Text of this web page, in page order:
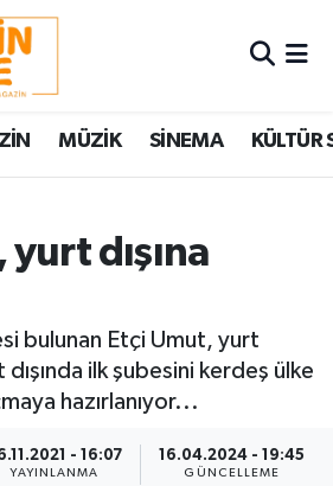
MÜZİK SİNEMA KÜLTÜR
dışına
bulunan Etçi Umut, yurt
dışında ilk şubesini kerdeş ülke
hazırlanıyor...
- 16:07
YAYINLANMA
16.04.2024 - 19:45
GÜNCELLEME
Durumu ve Fikstür